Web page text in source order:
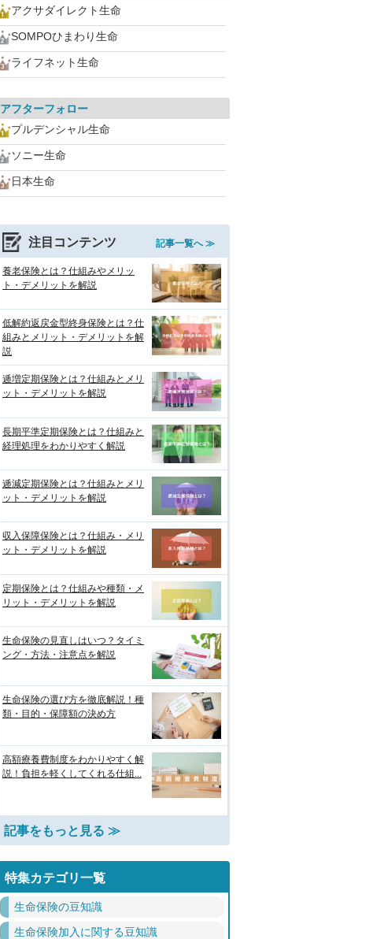
アクサダイレクト生命
SOMPOひまわり生命
ライフネット生命
アフターフォロー
プルデンシャル生命
ソニー生命
日本生命
注目コンテンツ 記事一覧へ ≫
養老保険とは？仕組みやメリッ
ト・デメリットを解説
低解約返戻金型終身保険とは？仕
組みとメリット・デメリットを解
説
逓増定期保険とは？仕組みとメリ
ット・デメリットを解説
長期平準定期保険とは？仕組みと
経理処理をわかりやすく解説
逓減定期保険とは？仕組みとメリ
ット・デメリットを解説
収入保障保険とは？仕組み・メリ
ット・デメリットを解説
定期保険とは？仕組みや種類・メ
リット・デメリットを解説
生命保険の見直しはいつ？タイミ
ング・方法・注意点を解説
生命保険の選び方を徹底解説！種
類・目的・保障額の決め方
高額療養費制度をわかりやすく解
説！負担を軽くしてくれる仕組...
記事をもっと見る ≫
特集カテゴリ一覧
生命保険の豆知識
生命保険加入に関する豆知識